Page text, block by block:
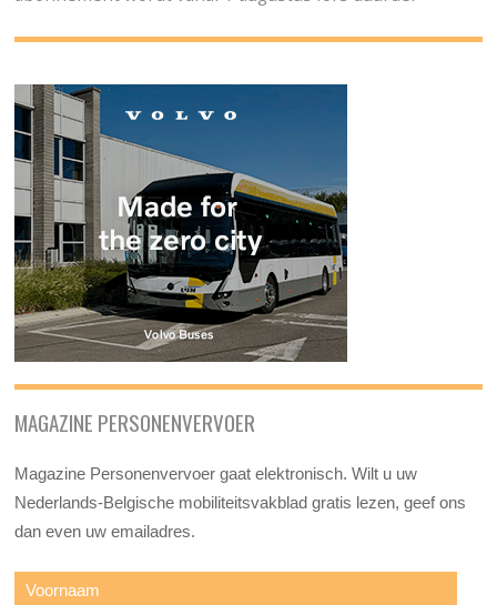
MAGAZINE PERSONENVERVOER
Magazine Personenvervoer gaat elektronisch. Wilt u uw
Nederlands-Belgische mobiliteitsvakblad gratis lezen, geef ons
dan even uw emailadres.